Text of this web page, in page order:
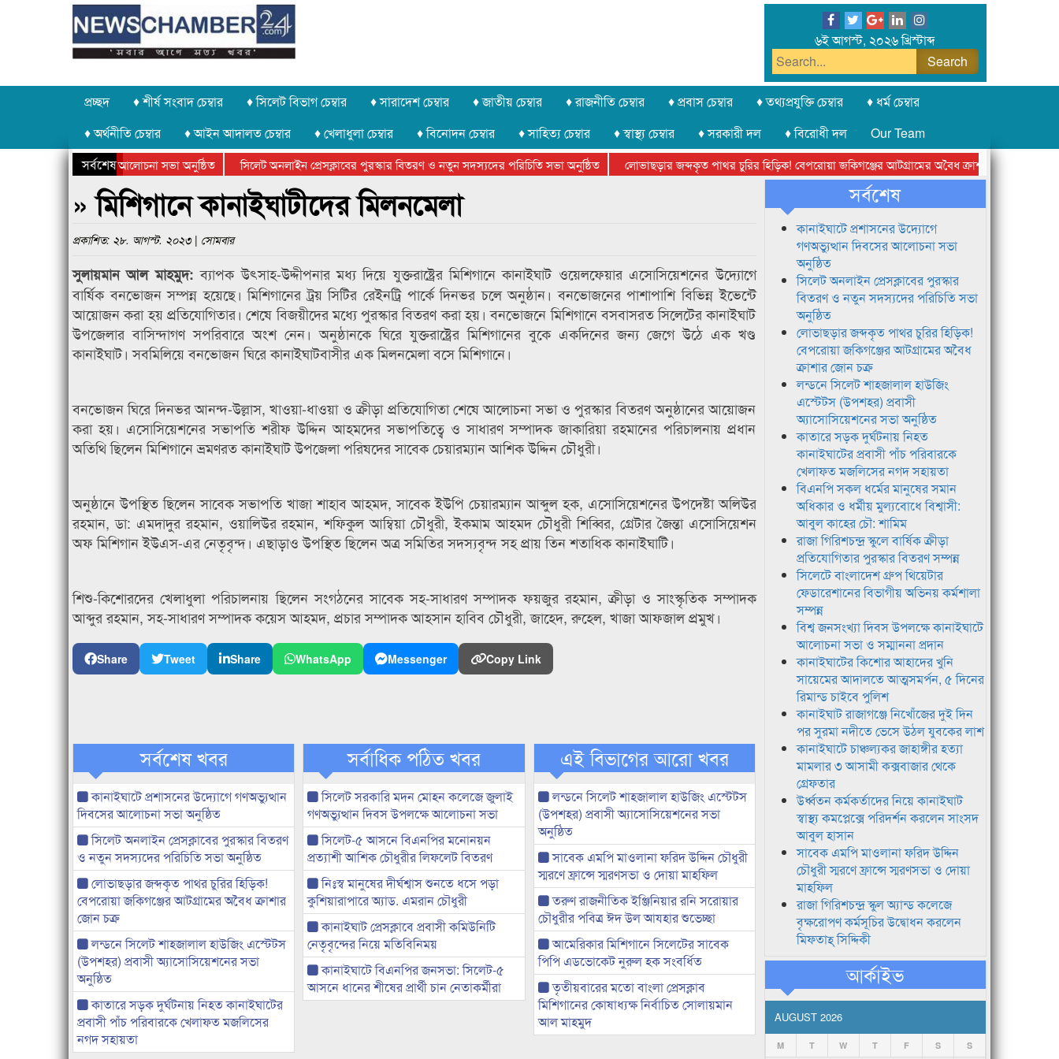
৬ই আগস্ট, ২০২৬ খ্রিস্টাব্দ
প্রচ্ছদ ♦ শীর্ষ সংবাদ চেম্বার ♦ সিলেট বিভাগ চেম্বার ♦ সারাদেশ চেম্বার ♦ জাতীয় চেম্বার ♦ রাজনীতি চেম্বার ♦ প্রবাস চেম্বার ♦ তথ্যপ্রযুক্তি চেম্বার
♦ ধর্ম চেম্বার
♦ অর্থনীতি চেম্বার
♦ আইন আদালত চেম্বার ♦ খেলাধুলা চেম্বার ♦ বিনোদন চেম্বার ♦ সাহিত্য চেম্বার ♦ স্বাস্থ্য চেম্বার ♦ সরকারী দল ♦ বিরোধী দল
Our Team
সর্বশেষ
গণঅভ্যুত্থান দিবসের আলোচনা সভা অনুষ্ঠিত সিলেট অনলাইন প্রেসক্লাবের পুরস্কার বিতরণ ও নতুন সদস্যদের পরিচিতি সভা অনুষ্ঠিত লোভাছড়ার জব্দকৃত পাথর চুরির হিড়িক! বেপরোয়া জকিগঞ্জের আটগ্রামের অবৈধ ক্রাশার জোন চক্র
আলোচনা সভা ও সম্মাননা প্রদান
কানাইঘাটের কিশোর আহাদের খুনি সায়েমের আদালতে আত্মসমর্পন, ৫ দিনের রিমান্ড চাইবে পুলিশ
» মিশিগানে কানাইঘাটীদের মিলনমেলা
প্রকাশিত: ২৮. আগস্ট. ২০২৩ | সোমবার
সুলায়মান আল মাহমুদ:ব্যাপক উৎসাহ-উদ্দীপনার মধ্য দিয়ে যুক্তরাষ্ট্রের মিশিগানে কানাইঘাট ওয়েলফেয়ার এসোসিয়েশনের উদ্যোগে
বার্ষিক বনভোজন সম্পন্ন হয়েছে। মিশিগানের ট্রয় সিটির রেইনট্রি পার্কে দিনভর চলে অনুষ্ঠান। বনভোজনের পাশাপাশি বিভিন্ন ইভেন্টে
আয়োজন করা হয় প্রতিযোগিতার। শেষে বিজয়ীদের মধ্যে পুরস্কার বিতরণ করা হয়। বনভোজনে মিশিগানে বসবাসরত সিলেটের কানাইঘাট
উপজেলার বাসিন্দাগণ সপরিবারে অংশ নেন। অনুষ্ঠানকে ঘিরে যুক্তরাষ্ট্রের মিশিগানের বুকে একদিনের জন্য জেগে উঠে এক খণ্ড
কানাইঘাট। সবমিলিয়ে বনভোজন ঘিরে কানাইঘাটবাসীর এক মিলনমেলা বসে মিশিগানে।
বনভোজন ঘিরে দিনভর আনন্দ-উল্লাস, খাওয়া-ধাওয়া ও ক্রীড়া প্রতিযোগিতা শেষে আলোচনা সভা ও পুরস্কার বিতরণ অনুষ্ঠানের আয়োজন
করা হয়। এসোসিয়েশনের সভাপতি শরীফ উদ্দিন আহমদের সভাপতিত্বে ও সাধারণ সম্পাদক জাকারিয়া রহমানের পরিচালনায় প্রধান
অতিথি ছিলেন মিশিগানে ভ্রমণরত কানাইঘাট উপজেলা পরিষদের সাবেক চেয়ারম্যান আশিক উদ্দিন চৌধুরী।
অনুষ্ঠানে উপস্থিত ছিলেন সাবেক সভাপতি খাজা শাহাব আহমদ, সাবেক ইউপি চেয়ারম্যান আব্দুল হক, এসোসিয়েশনের উপদেষ্টা অলিউর
রহমান, ডা: এমদাদুর রহমান, ওয়ালিউর রহমান, শফিকুল আম্বিয়া চৌধুরী, ইকমাম আহমদ চৌধুরী শিব্বির, গ্রেটার জৈন্তা এসোসিয়েশন
অফ মিশিগান ইউএস-এর নেতৃবৃন্দ। এছাড়াও উপস্থিত ছিলেন অত্র সমিতির সদস্যবৃন্দ সহ প্রায় তিন শতাধিক কানাইঘাটি।
শিশু-কিশোরদের খেলাধুলা পরিচালনায় ছিলেন সংগঠনের সাবেক সহ-সাধারণ সম্পাদক ফয়জুর রহমান, ক্রীড়া ও সাংস্কৃতিক সম্পাদক
আব্দুর রহমান, সহ-সাধারণ সম্পাদক কয়েস আহমদ, প্রচার সম্পাদক আহসান হাবিব চৌধুরী, জাহেদ, রুহেল, খাজা আফজাল প্রমুখ।
Share Tweet Share WhatsApp Messenger Copy Link
সর্বশেষ খবর
কানাইঘাটে প্রশাসনের উদ্যোগে গণঅভ্যুত্থান
দিবসের আলোচনা সভা অনুষ্ঠিত
সিলেট অনলাইন প্রেসক্লাবের পুরস্কার বিতরণ
ও নতুন সদস্যদের পরিচিতি সভা অনুষ্ঠিত
লোভাছড়ার জব্দকৃত পাথর চুরির হিড়িক!
বেপরোয়া জকিগঞ্জের আটগ্রামের অবৈধ ক্রাশার
জোন চক্র
লন্ডনে সিলেট শাহজালাল হাউজিং এস্টেটস
(উপশহর) প্রবাসী অ্যাসোসিয়েশনের সভা
অনুষ্ঠিত
কাতারে সড়ক দুর্ঘটনায় নিহত কানাইঘাটের
প্রবাসী পাঁচ পরিবারকে খেলাফত মজলিসের
নগদ সহায়তা
সর্বাধিক পঠিত খবর
সিলেট সরকারি মদন মোহন কলেজে জুলাই
গণঅভ্যুত্থান দিবস উপলক্ষে আলোচনা সভা
সিলেট-৫ আসনে বিএনপির মনোনয়ন
প্রত্যাশী আশিক চৌধুরীর লিফলেট বিতরণ
নিঃস্ব মানুষের দীর্ঘশ্বাস শুনতে ধসে পড়া
কুশিয়ারাপারে অ্যাড. এমরান চৌধুরী
কানাইঘাট প্রেসক্লাবে প্রবাসী কমিউনিটি
নেতৃবৃন্দের নিয়ে মতিবিনিময়
কানাইঘাটে বিএনপির জনসভা: সিলেট-৫
আসনে ধানের শীষের প্রার্থী চান নেতাকর্মীরা
এই বিভাগের আরো খবর
লন্ডনে সিলেট শাহজালাল হাউজিং এস্টেটস
(উপশহর) প্রবাসী অ্যাসোসিয়েশনের সভা
অনুষ্ঠিত
সাবেক এমপি মাওলানা ফরিদ উদ্দিন চৌধুরী
স্মরণে ফ্রান্সে স্মরণসভা ও দোয়া মাহফিল
তরুণ রাজনীতিক ইঞ্জিনিয়ার রনি সরোয়ার
চৌধুরীর পবিত্র ঈদ উল আযহার শুভেচ্ছা
আমেরিকার মিশিগানে সিলেটের সাবেক
পিপি এডভোকেট নুরুল হক সংবর্ধিত
তৃতীয়বারের মতো বাংলা প্রেসক্লাব
মিশিগানের কোষাধ্যক্ষ নির্বাচিত সোলায়মান
আল মাহমুদ
সর্বশেষ
কানাইঘাটে প্রশাসনের উদ্যোগে
গণঅভ্যুত্থান দিবসের আলোচনা সভা
অনুষ্ঠিত
সিলেট অনলাইন প্রেসক্লাবের পুরস্কার
বিতরণ ও নতুন সদস্যদের পরিচিতি সভা
অনুষ্ঠিত
লোভাছড়ার জব্দকৃত পাথর চুরির হিড়িক!
বেপরোয়া জকিগঞ্জের আটগ্রামের অবৈধ
ক্রাশার জোন চক্র
লন্ডনে সিলেট শাহজালাল হাউজিং
এস্টেটস (উপশহর) প্রবাসী
অ্যাসোসিয়েশনের সভা অনুষ্ঠিত
কাতারে সড়ক দুর্ঘটনায় নিহত
কানাইঘাটের প্রবাসী পাঁচ পরিবারকে
খেলাফত মজলিসের নগদ সহায়তা
বিএনপি সকল ধর্মের মানুষের সমান
অধিকার ও ধর্মীয় মুল্যবোধে বিশ্বাসী:
আবুল কাহের চৌ: শামিম
রাজা গিরিশচন্দ্র স্কুলে বার্ষিক ক্রীড়া
প্রতিযোগিতার পুরস্কার বিতরণ সম্পন্ন
সিলেটে বাংলাদেশ গ্রুপ থিয়েটার
ফেডারেশানের বিভাগীয় অভিনয় কর্মশালা
সম্পন্ন
বিশ্ব জনসংখ্যা দিবস উপলক্ষে কানাইঘাটে
আলোচনা সভা ও সম্মাননা প্রদান
কানাইঘাটের কিশোর আহাদের খুনি
সায়েমের আদালতে আত্মসমর্পন, ৫ দিনের
রিমান্ড চাইবে পুলিশ
কানাইঘাট রাজাগঞ্জে নিখোঁজের দুই দিন
পর সুরমা নদীতে ভেসে উঠল যুবকের লাশ
কানাইঘাটে চাঞ্চল্যকর জাহাঙ্গীর হত্যা
মামলার ৩ আসামী কক্সবাজার থেকে
গ্রেফতার
উর্ধ্বতন কর্মকর্তাদের নিয়ে কানাইঘাট
স্বাস্থ্য কমপ্লেক্সে পরিদর্শন করলেন সাংসদ
আবুল হাসান
সাবেক এমপি মাওলানা ফরিদ উদ্দিন
চৌধুরী স্মরণে ফ্রান্সে স্মরণসভা ও দোয়া
মাহফিল
রাজা গিরিশচন্দ্র স্কুল অ্যান্ড কলেজে
বৃক্ষরোপণ কর্মসূচির উদ্বোধন করলেন
মিফতাহ্ সিদ্দিকী
আর্কাইভ
AUGUST 2026
M T W T F S S